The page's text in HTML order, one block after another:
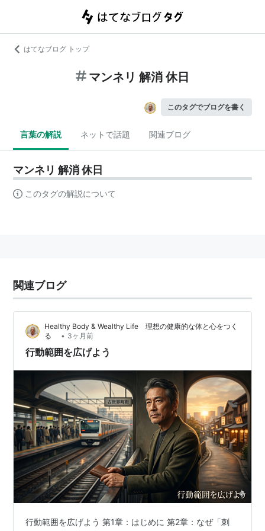
はてなブログ トップ
マンネリ 解消 休日
このタグでブログを書く
言葉の解説 ネットで話題 関連ブログ
マンネリ 解消 休日
このタグの解説について
関連ブログ
Healthy Body & Wealthy Life 理想の健康的な体と心をつく
る
• 3ヶ月前
行動範囲を広げよう
行動範囲を広げよう 第1章：はじめに 第2章：なぜ「刺